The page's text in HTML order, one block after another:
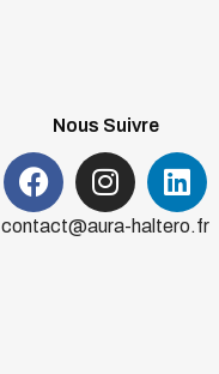
Nous Suivre
contact@aura-haltero.fr